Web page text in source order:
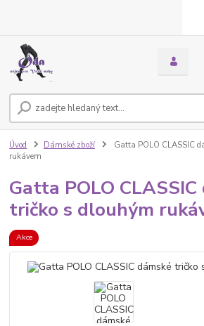
Úvod Dámské zboží
Gatta POLO CLASSIC
rukávem
Gatta POLO CLASSIC
tričko s dlouhým
Akce